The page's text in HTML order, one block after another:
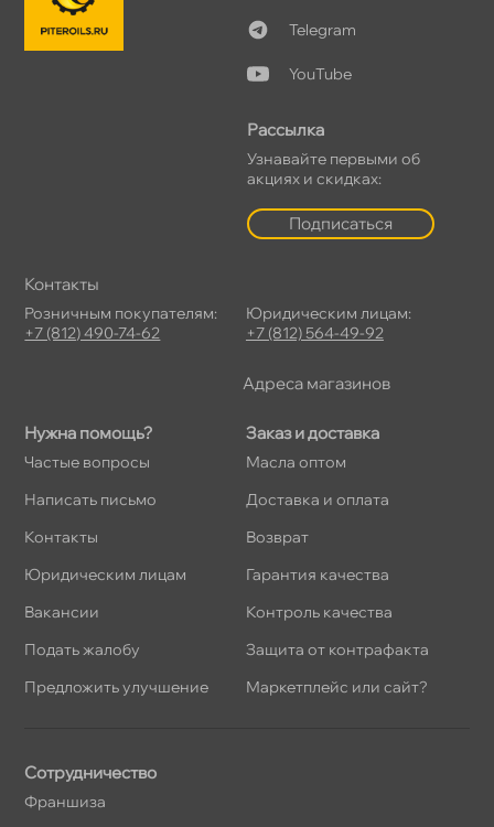
Нужна помощь?
Частые вопросы
Написать письмо
Контакты
Юридическим лицам
акансии
Подать жалобу
Предложить улучшение
Заказ и доставка
Масла оптом
Доставка и оплата
озврат
Гарантия качества
Контроль качества
Защита от контрафакта
Маркетплейс или сайт?
Telegram
YouTube
Рассылка
Узнавайте первыми о
акциях и скидках:
Подписаться
Сотрудничество
Франшиза
Контакты
Розничным покупателям:
+7 (812) 490-74-62
Юридическим лицам:
+7 (812) 564-49-92
Адреса магазино